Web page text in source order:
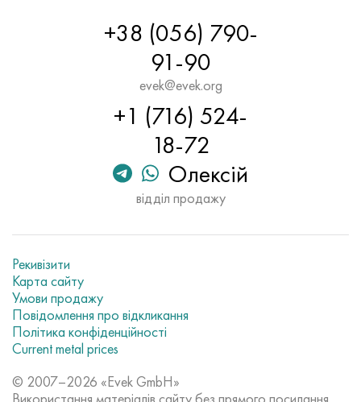
+38 (056) 790-
91-90
evek@evek.org
+1 (716) 524-
18-72
Олексій
відділ продажу
Рекивізити
Карта сайту
Умови продажу
Повідомлення про відкликання
Політика конфіденційності
Current metal prices
© 2007–2026 «Evek GmbH»